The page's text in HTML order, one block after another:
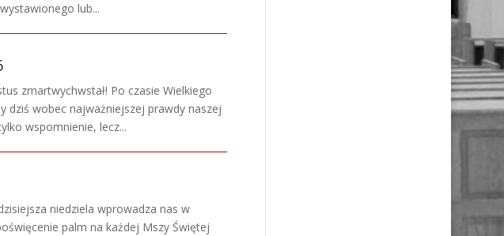
lub...
zmartwychwstał! Po czasie Wielkiego
dziś wobec najważniejszej prawdy naszej
wspomnienie, lecz...
niedziela wprowadza nas w
palm na każdej Mszy Świętej